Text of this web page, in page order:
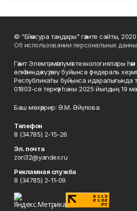
© "Ейәнсура таңдары" гәзите сайты,
Об использовании персональных
Гәзит Элемтә, мәғлүмәт технологиялары
өлкәһендә күҙәтеү буйынса федераль
Республикаһы буйынса идаралығында
01803-сө теркәү һаны 2025 йылдың 19
Баш мөхәррир: Ә.М. Әйүпова.
Телефон
8 (34785) 2-15-26
Эл. почта
zori32@yandex.ru
Рекламная служба
8 (34785) 2-11-09